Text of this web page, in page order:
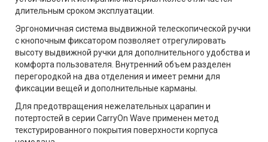
длительным сроком эксплуатации.
Эргономичная система выдвижной телескопической ручки
с кнопочным фиксатором позволяет отрегулировать
высоту выдвижной ручки для дополнительного удобства и
комфорта пользователя. Внутренний объем разделен
перегородкой на два отделения и имеет ремни для
фиксации вещей и дополнительные карманы.
Для предотвращения нежелательных царапин и
потертостей в серии CarryOn Wave применен метод
текстурированного покрытия поверхности корпуса